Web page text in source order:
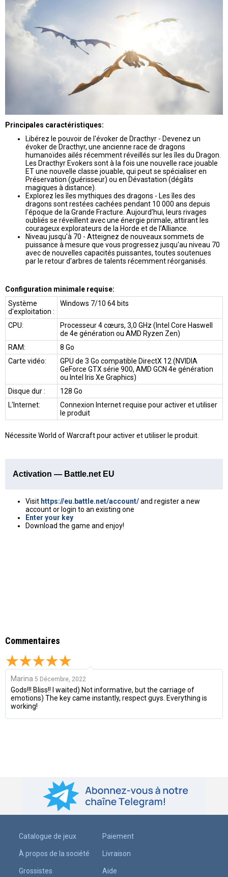
Principales caractéristiques:
Libérez le pouvoir de l'évoker de Dracthyr - Devenez un
évoker de Dracthyr, une ancienne race de dragons
humanoïdes ailés récemment réveillés sur les îles du Dragon.
Les Dracthyr Evokers sont à la fois une nouvelle race jouable
ET une nouvelle classe jouable, qui peut se spécialiser en
Préservation (guérisseur) ou en Dévastation (dégâts
magiques à distance).
Explorez les îles mythiques des dragons - Les îles des
dragons sont restées cachées pendant 10 000 ans depuis
l'époque de la Grande Fracture. Aujourd’hui, leurs rivages
oubliés se réveillent avec une énergie primale, attirant les
courageux explorateurs de la Horde et de l’Alliance.
Niveau jusqu'à 70 - Atteignez de nouveaux sommets de
puissance à mesure que vous progressez jusqu'au niveau 70
avec de nouvelles capacités puissantes, toutes soutenues
par le retour d'arbres de talents récemment réorganisés.
Configuration minimale requise:
Système
d'exploitation :
Windows 7/10 64 bits
CPU:
Processeur 4 cœurs, 3,0 GHz (Intel Core Haswell
de 4e génération ou AMD Ryzen Zen)
RAM:
8 Go
Carte vidéo:
GPU de 3 Go compatible DirectX 12 (NVIDIA
GeForce GTX série 900, AMD GCN 4e génération
ou Intel Iris Xe Graphics)
Disque dur :
128 Go
L'Internet:
Connexion Internet requise pour activer et utiliser
le produit
Nécessite World of Warcraft pour activer et utiliser le produit.
Activation — Battle.net EU
Visit https://eu.battle.net/account/and register a new
account or login to an existing one
Enter your key
Download the game and enjoy!
Commentaires
Marina 5 Décembre, 2022
Gods!!! Bliss!! I waited) Not informative, but the carriage of
emotions) The key came instantly, respect guys. Everything is
working!
Catalogue de jeux
À propos de la société
Grossistes
Paiement
Livraison
Aide